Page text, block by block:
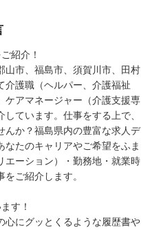
紹介！
山市、福島市、須賀川市、田村
介護職（ヘルパー、介護福祉
ケアマネージャー（介護支援専
ています。仕事をする上で、
んか？福島県内の豊富な求人デ
たのキャリアやご希望をふま
エーション）・勤務地・就業時
ご紹介します。
す！
心にグッとくるような履歴書や